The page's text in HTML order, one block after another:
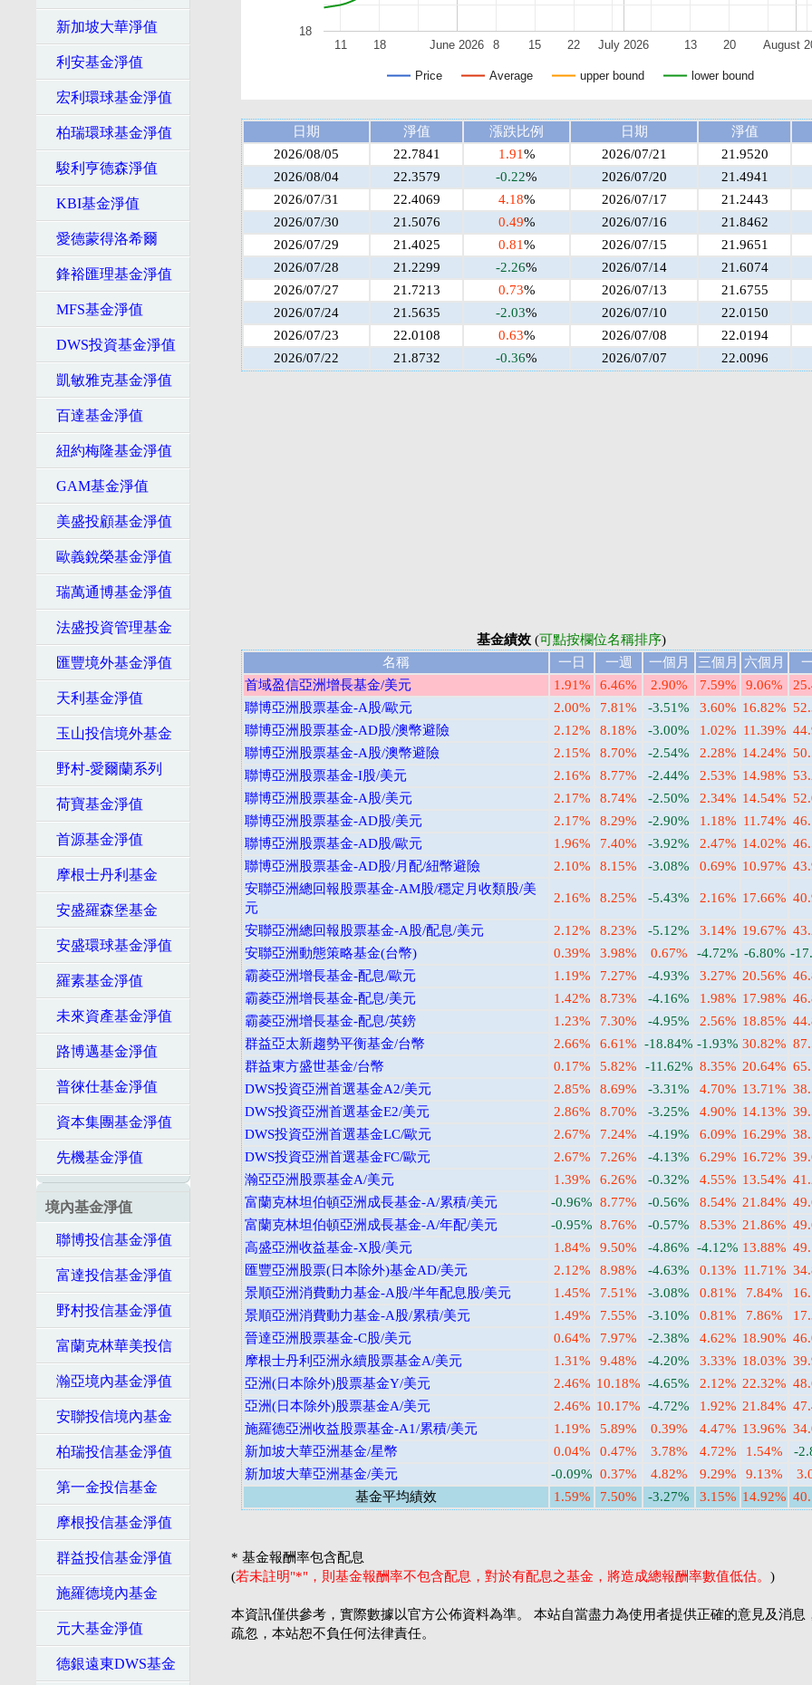
新加坡大華淨值
利安基金淨值
宏利環球基金淨值
柏瑞環球基金淨值
駿利亨德森淨值
KBI基金淨值
愛德蒙得洛希爾
鋒裕匯理基金淨值
MFS基金淨值
DWS投資基金淨值
凱敏雅克基金淨值
百達基金淨值
紐約梅隆基金淨值
GAM基金淨值
美盛投顧基金淨值
歐義銳榮基金淨值
瑞萬通博基金淨值
法盛投資管理基金
匯豐境外基金淨值
天利基金淨值
玉山投信境外基金
野村-愛爾蘭系列
荷寶基金淨值
首源基金淨值
摩根士丹利基金
安盛羅森堡基金
安盛環球基金淨值
羅素基金淨值
未來資產基金淨值
路博邁基金淨值
普徠仕基金淨值
資本集團基金淨值
先機基金淨值
境內基金淨值
聯博投信基金淨值
富達投信基金淨值
野村投信基金淨值
富蘭克林華美投信
瀚亞境內基金淨值
安聯投信境內基金
柏瑞投信基金淨值
第一金投信基金
摩根投信基金淨值
群益投信基金淨值
施羅德境內基金
元大基金淨值
德銀遠東DWS基金
Price Average upper bound lower bound
June 2026 July 2026 August
11 18 8 15 22 13 20
18
日期 淨值 漲跌比例 日期
淨值
2026/08/05
22.7841 1.91% 2026/07/21
21.9520
2026/08/04
22.3579 -0.22% 2026/07/20
21.4941
2026/07/31
22.4069 4.18% 2026/07/17
21.2443
2026/07/30
21.5076 0.49% 2026/07/16
21.8462
2026/07/29
21.4025 0.81% 2026/07/15
21.9651
2026/07/28
21.2299 -2.26% 2026/07/14
21.6074
2026/07/27
21.7213 0.73% 2026/07/13
21.6755
2026/07/24
21.5635 -2.03% 2026/07/10
22.0150
2026/07/23
22.0108 0.63% 2026/07/08
22.0194
2026/07/22
21.8732 -0.36% 2026/07/07 22.0096
基金績效(可點按欄位名稱排序)
名稱
一日 一週 一個月 三個月 六個月
首域盈信亞洲增長基金/美元
1.91% 6.46% 2.90% 7.59% 9.06%
聯博亞洲股票基金-A股/歐元
2.00% 7.81% -3.51% 3.60% 16.82%
聯博亞洲股票基金-AD股/澳幣避險
2.12% 8.18% -3.00% 1.02% 11.39%
聯博亞洲股票基金-A股/澳幣避險
2.15% 8.70% -2.54% 2.28% 14.24%
聯博亞洲股票基金-I股/美元
2.16% 8.77% -2.44% 2.53% 14.98%
聯博亞洲股票基金-A股/美元
2.17% 8.74% -2.50% 2.34% 14.54%
聯博亞洲股票基金-AD股/美元
2.17% 8.29% -2.90% 1.18% 11.74%
聯博亞洲股票基金-AD股/歐元
1.96% 7.40% -3.92% 2.47% 14.02%
聯博亞洲股票基金-AD股/月配/紐幣避險
2.10% 8.15% -3.08% 0.69% 10.97%
安聯亞洲總回報股票基金-AM股/穩定月收類股/美
元
2.16% 8.25% -5.43% 2.16% 17.66%
安聯亞洲總回報股票基金-A股/配息/美元 2.12% 8.23% -5.12% 3.14% 19.67%
安聯亞洲動態策略基金(台幣)
0.39% 3.98% 0.67% -4.72% -6.80% -
霸菱亞洲增長基金-配息/歐元
1.19% 7.27% -4.93% 3.27% 20.56%
霸菱亞洲增長基金-配息/美元
1.42% 8.73% -4.16% 1.98% 17.98%
霸菱亞洲增長基金-配息/英鎊
1.23% 7.30% -4.95% 2.56% 18.85%
群益亞太新趨勢平衡基金/台幣
2.66% 6.61% -18.84% -1.93% 30.82%
群益東方盛世基金/台幣
0.17% 5.82% -11.62% 8.35% 20.64%
DWS投資亞洲首選基金A2/美元
2.85% 8.69% -3.31% 4.70% 13.71%
DWS投資亞洲首選基金E2/美元
2.86% 8.70% -3.25% 4.90% 14.13%
DWS投資亞洲首選基金LC/歐元
2.67% 7.24% -4.19% 6.09% 16.29%
DWS投資亞洲首選基金FC/歐元
2.67% 7.26% -4.13% 6.29% 16.72%
瀚亞亞洲股票基金A/美元
1.39% 6.26% -0.32% 4.55% 13.54%
富蘭克林坦伯頓亞洲成長基金-A/累積/美元
-0.96% 8.77% -0.56% 8.54% 21.84%
富蘭克林坦伯頓亞洲成長基金-A/年配/美元
-0.95% 8.76% -0.57% 8.53% 21.86%
高盛亞洲收益基金-X股/美元
1.84% 9.50% -4.86% -4.12% 13.88%
匯豐亞洲股票(日本除外)基金AD/美元
2.12% 8.98% -4.63% 0.13% 11.71%
景順亞洲消費動力基金-A股/半年配息股/美元
1.45% 7.51% -3.08% 0.81% 7.84%
景順亞洲消費動力基金-A股/累積/美元
1.49% 7.55% -3.10% 0.81% 7.86%
晉達亞洲股票基金-C股/美元
0.64% 7.97% -2.38% 4.62% 18.90%
摩根士丹利亞洲永續股票基金A/美元
1.31% 9.48% -4.20% 3.33% 18.03%
亞洲(日本除外)股票基金Y/美元
2.46% 10.18% -4.65% 2.12% 22.32%
亞洲(日本除外)股票基金A/美元
2.46% 10.17% -4.72% 1.92% 21.84%
施羅德亞洲收益股票基金-A1/累積/美元
1.19% 5.89% 0.39% 4.47% 13.96%
新加坡大華亞洲基金/星幣
0.04% 0.47% 3.78% 4.72% 1.54%
-
新加坡大華亞洲基金/美元
-0.09% 0.37% 4.82% 9.29% 9.13%
基金平均績效
1.59% 7.50% -3.27% 3.15% 14.92%
* 基金報酬率包含配息
(若未註明"*"，則基金報酬率不包含配息，對於有配息之基金，將造成總報酬率數值低估。 )
本資訊僅供參考，實際數據以官方公佈資料為準。 本站自當盡力為使用者提供正確的意見及消息
疏忽，本站恕不負任何法律責任。